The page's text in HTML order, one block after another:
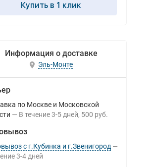
Купить в 1 клик
Информация о доставке
Эль-Монте
по Москве и Московской
В течение 3-5 дней 500 руб.
с г.Кубинка и г.Звенигород
3-4 дней